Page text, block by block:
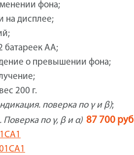
фона;
на дисплее;
батареек АА;
о превышении фона;
200 г.
поверка по γ и β);
по γ, β и α) 87 700 руб